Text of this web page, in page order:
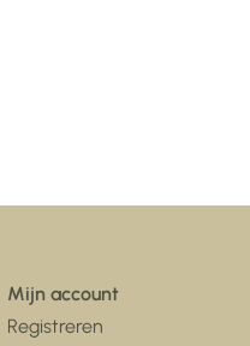
Mijn account
Registreren